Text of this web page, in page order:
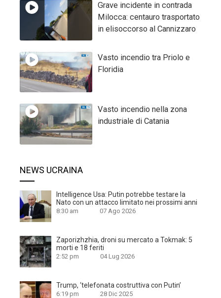
Grave incidente in contrada
Milocca: centauro trasportato
in elisoccorso al Cannizzaro
Vasto incendio tra Priolo e
Floridia
Vasto incendio nella zona
industriale di Catania
NEWS UCRAINA
Intelligence Usa: Putin potrebbe testare la
Nato con un attacco limitato nei prossimi anni
8:30 am 07 Ago 2026
Zaporizhzhia, droni su mercato a Tokmak: 5
morti e 18 feriti
2:52 pm 04 Lug 2026
Trump, ‘telefonata costruttiva con Putin’
6:19 pm 28 Dic 2025